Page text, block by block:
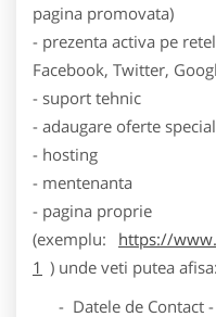
pagina promovata)
- prezenta activa pe
Facebook, Twitter,
- suport tehnic
- adaugare oferte
- hosting
- mentenanta
- pagina proprie
(exemplu:
https://
1 ) unde veti putea afisa:
- Datele de Contact -